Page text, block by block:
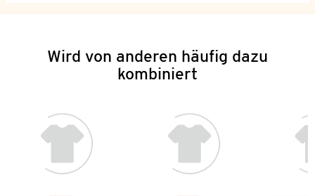
Wird von anderen häufig dazu
kombiniert